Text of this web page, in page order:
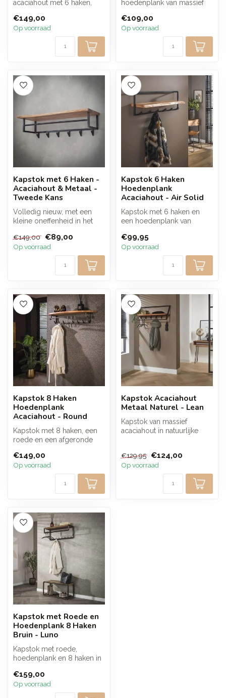
acaciahout met 6 haken,
kledingroede....
€149,00
Op voorraad
hoedenplank van massief
metalen...
€109,00
Op voorraad
Kapstok met 6 Haken -
Acaciahout & Metaal -
Tweede Kans
Volledig nieuw, met een
kleine oneffenheid in het
transp...
€149,00 €89,00
Op voorraad
Kapstok 6 Haken
Hoedenplank
Acaciahout - Air Solid
Kapstok met 6 haken en
een hoedenplank van
natuurlijke ho...
€99,95
Op voorraad
Kapstok 8 Haken
Hoedenplank
Acaciahout - Round
Kapstok met 8 haken, een
roede en een afgeronde
acaciaho...
€149,00
Op voorraad
Kapstok Acaciahout
Metaal Naturel - Lean
Kapstok van massief
acaciahout in natuurlijke
€129,95 €124,00
Op voorraad
Kapstok met Roede en
Hoedenplank 8 Haken
Bruin - Luno
Kapstok met roede,
hoedenplank en 8 haken in
houtafwerking en b...
€159,00
Op voorraad